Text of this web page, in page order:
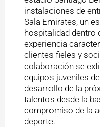
instalaciones de
Sala Emirates, un
hospitalidad dentro
experiencia
clientes fieles y
colaboración se
equipos juveniles
desarrollo de la
talentos desde la
compromiso de la
deporte.